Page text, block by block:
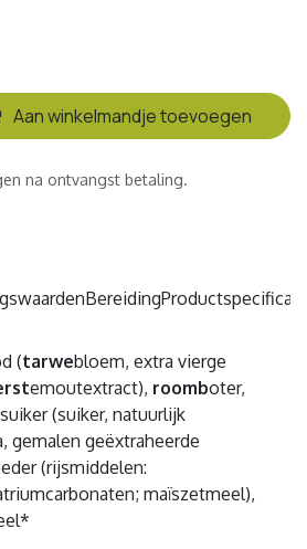
Aan winkelmandje toevoegen
na ontvangst betaling.
Bereiding
(tarwebloem, extra vierge
emoutextract), roomboter,
(suiker, natuurlijk
gemalen geëxtraheerde
(rijsmiddelen:
maïszetmeel),